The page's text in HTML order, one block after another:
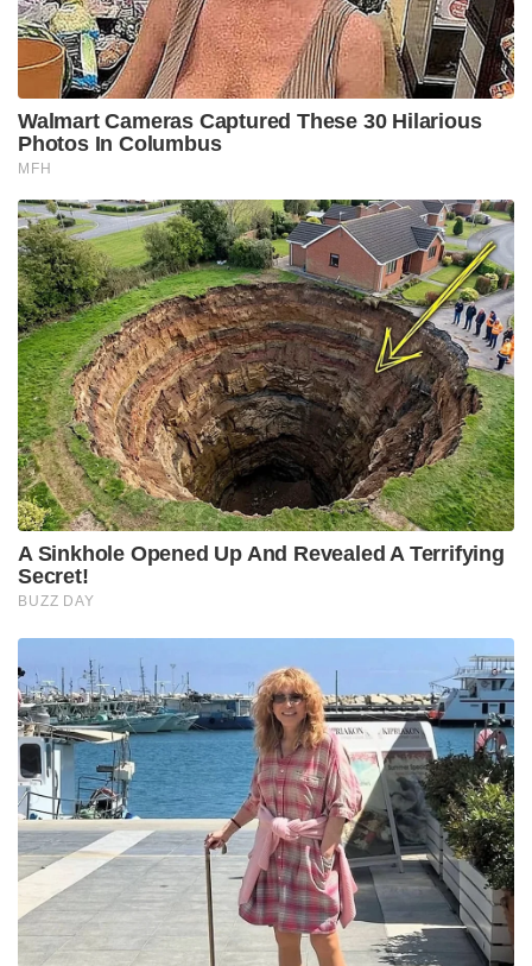
Walmart Cameras Captured These 30 Hilarious
Photos In Columbus
MFH
A Sinkhole Opened Up And Revealed A Terrifying
Secret!
BUZZ DAY